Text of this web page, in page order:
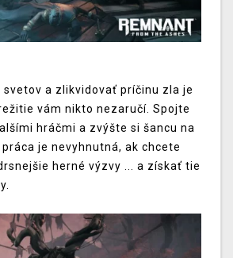
svetov a zlikvidovať príčinu zla je
vám nikto nezaručí. Spojte
hráčmi a zvýšte si šancu na
práca je nevyhnutná, ak chcete
herné výzvy ... a získať tie
.